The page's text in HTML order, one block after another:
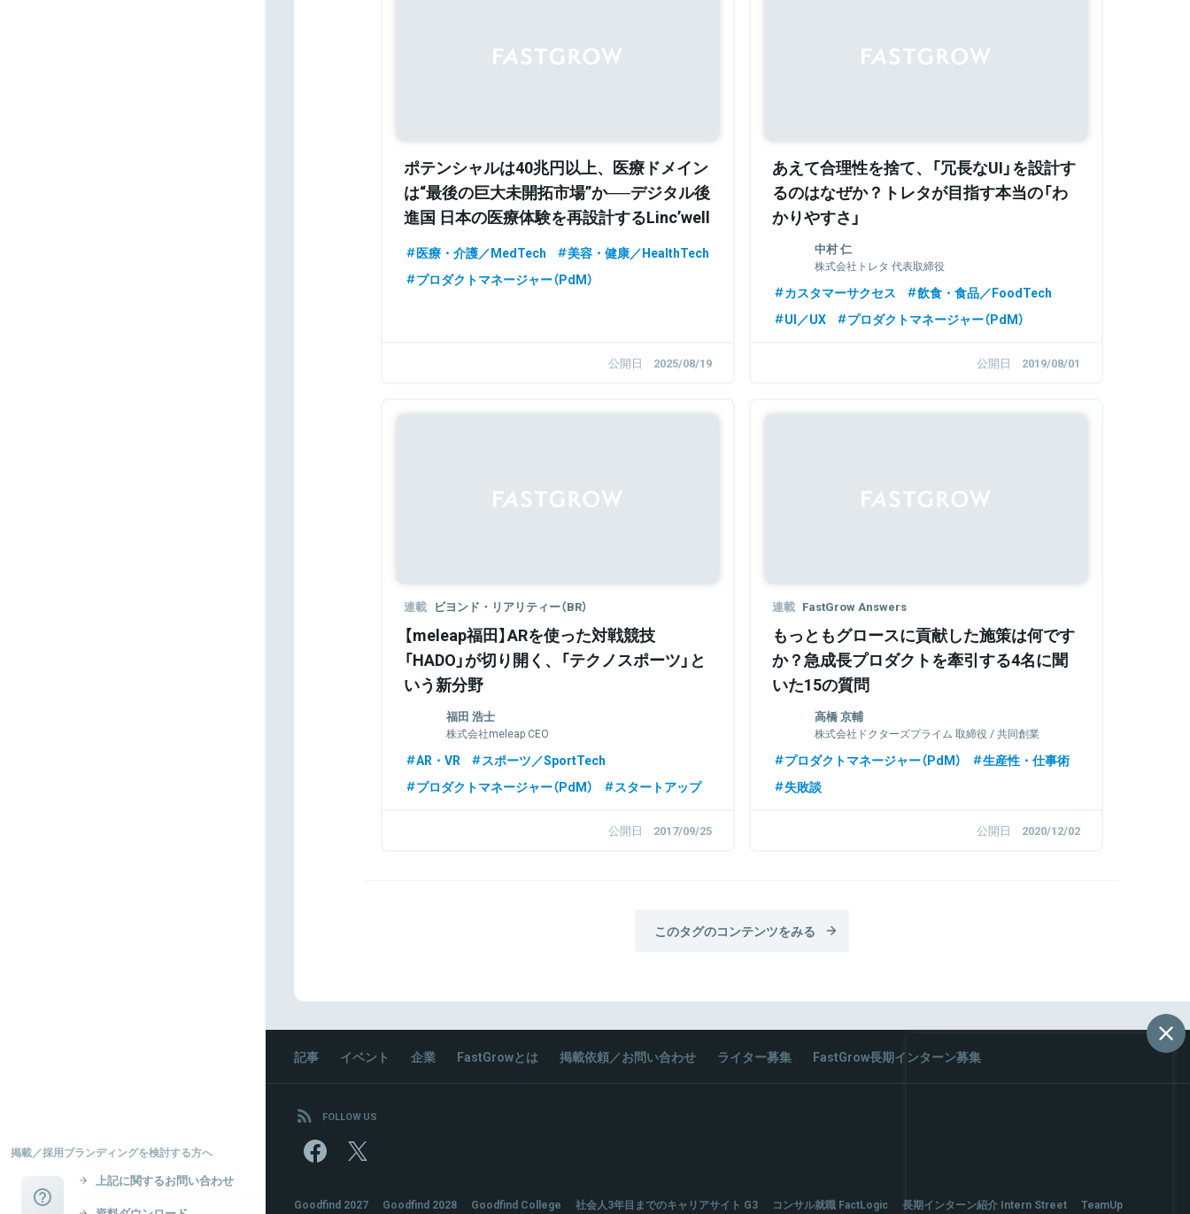
掲載／採用ブランディングを検討する方へ
上記に関するお問い合わせ
ポテンシャルは40兆円以上、医療ドメイン
は“最後の巨大未開拓市場”か──デジタル後
進国 日本の医療体験を再設計するLinc’well
の大改革
医療・介護／MedTech
美容・健康／HealthTech
プロダクトマネージャー（PdM）
公開日 2025/08/19
あえて合理性を捨て、「冗長なUI」を設計す
るのはなぜか？トレタが目指す本当の「わ
かりやすさ」
中村 仁
株式会社トレタ 代表取締役
カスタマーサクセス
飲食・食品／FoodTech
UI／UX
プロダクトマネージャー（PdM）
公開日 2019/08/01
連載 ビヨンド・リアリティー（BR）
【meleap福田】ARを使った対戦競技
「HADO」が切り開く、「テクノスポーツ」と
いう新分野
福田 浩士
株式会社meleap CEO
AR・VR
スポーツ／SportTech
プロダクトマネージャー（PdM）
スタートアップ
公開日 2017/09/25
連載 FastGrow Answers
もっともグロースに貢献した施策は何です
か？急成長プロダクトを牽引する4名に聞
いた15の質問
高橋 京輔
株式会社ドクターズプライム 取締役 / 共同創業
プロダクトマネージャー（PdM）
生産性・仕事術
失敗談
公開日 2020/12/02
このタグのコンテンツをみる
記事 イベント 企業 FastGrowとは 掲載依頼／お問い合わせ ライター募集 FastGrow長期インターン募集
FOLLOW US
Goodfind 2027 Goodfind 2028 Goodfind College 社会人3年目までのキャリアサイト G3 コンサル就職 FactLogic 長期インターン紹介 Intern Street TeamUp